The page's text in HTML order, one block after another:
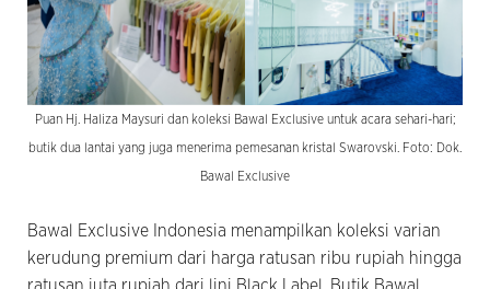
Puan Hj. Haliza Maysuri dan koleksi Bawal Exclusive untuk acara sehari-hari;
butik dua lantai yang juga menerima pemesanan kristal Swarovski. Foto: Dok.
Bawal Exclusive
Bawal Exclusive Indonesia menampilkan koleksi varian
kerudung premium dari harga ratusan ribu rupiah hingga